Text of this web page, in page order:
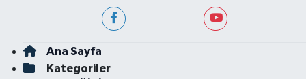
Ana Sayfa
Kategoriler